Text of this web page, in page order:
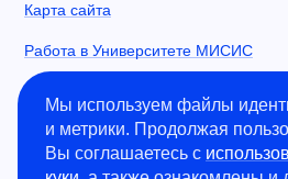
Карта сайта
Работа в Университете МИСИС
Информация о закупках
Противодействие коррупции
Мы используем файлы
и метрики. Продолжая
Вы соглашаетесь с